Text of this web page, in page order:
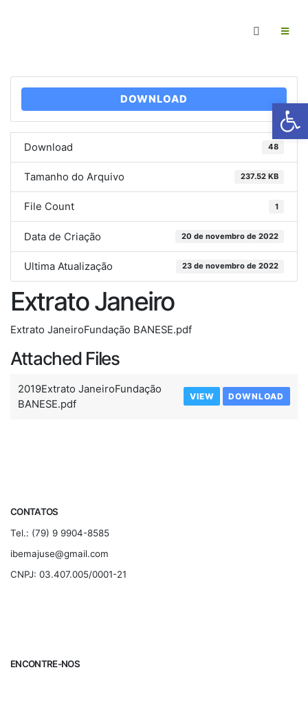
DOWNLOAD
Download 48
Tamanho do Arquivo 237.52 KB
File Count 1
Data de Criação 20 de novembro de 2022
Ultima Atualização 23 de novembro de 2022
Extrato Janeiro
Extrato JaneiroFundação BANESE.pdf
Attached Files
2019Extrato JaneiroFundação
BANESE.pdf
VIEW DOWNLOAD
CONTATOS
Tel.: (79) 9 9904-8585
ibemajuse@gmail.com
CNPJ: 03.407.005/0001-21
ENCONTRE-NOS